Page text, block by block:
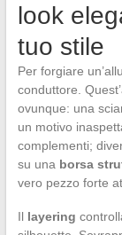
look
tuo stile
Per forgiare
conduttore.
ovunque: una
un motivo
complementi;
su una borsa
vero pezzo forte
Il layering